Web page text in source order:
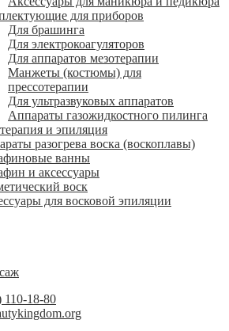
для приборов
Для брашинга
Для электрокоагуляторов
Для аппаратов мезотерапии
Манжеты (костюмы) для
прессотерапии
Для ультразвуковых аппаратов
Аппараты газожидкостного пилинга
и эпиляция
разогрева воска (воскоплавы)
ванны
и аксессуары
воск
для восковой эпиляции
110-18-80